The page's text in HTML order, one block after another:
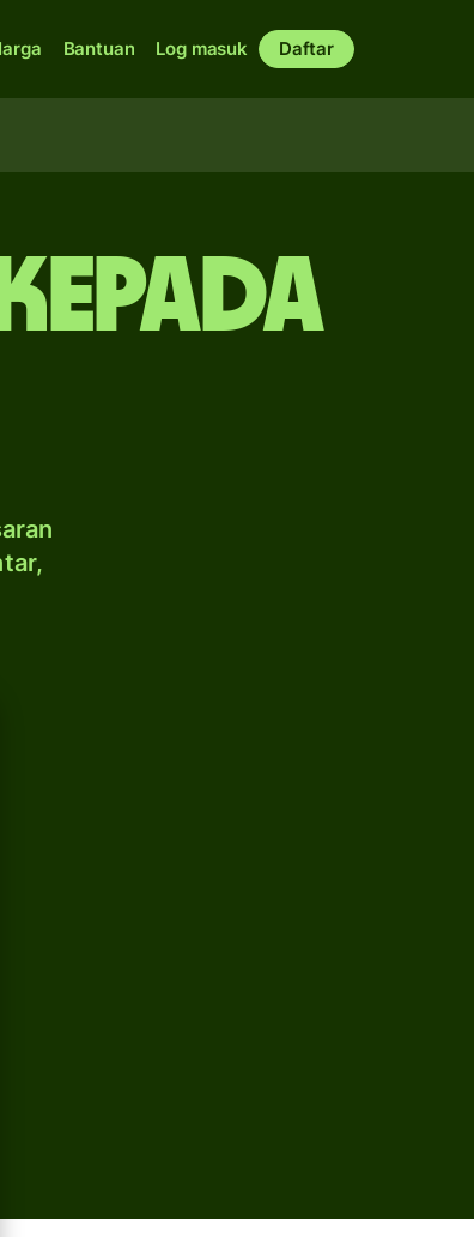
Bantuan Log masuk Daftar